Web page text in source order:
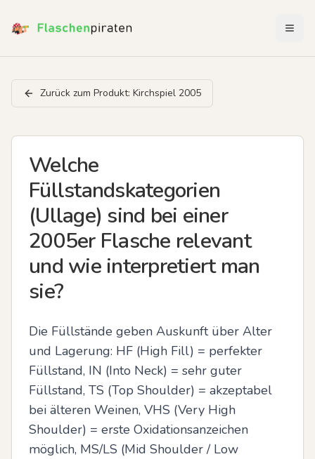
Zurück zum Produkt: Kirchspiel 2005
Welche
Füllstandskategorien
(Ullage) sind bei einer
2005er Flasche relevant
und wie interpretiert man
sie?
Die Füllstände geben Auskunft über Alter
und Lagerung: HF (High Fill) = perfekter
Füllstand, IN (Into Neck) = sehr guter
Füllstand, TS (Top Shoulder) = akzeptabel
bei älteren Weinen, VHS (Very High
Shoulder) = erste Oxidationsanzeichen
möglich, MS/LS (Mid Shoulder / Low